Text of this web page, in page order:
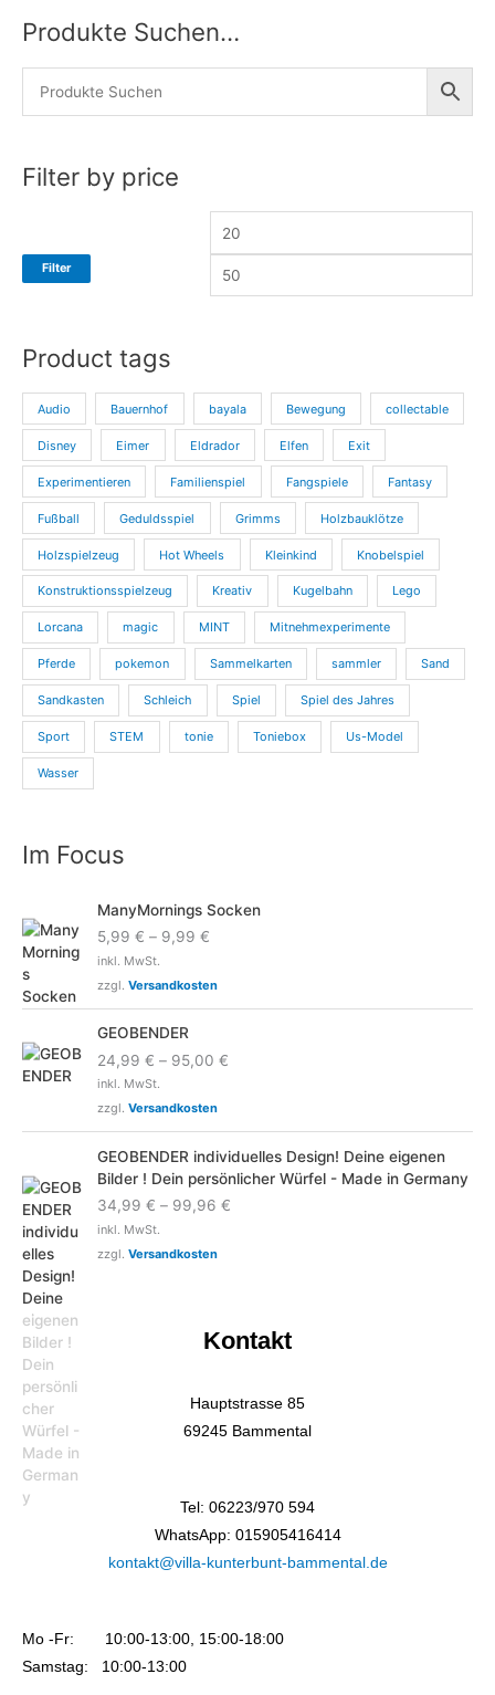
Produkte Suchen…
Filter by price
M
.
e
.
e
Filter
Product tags
Audio Bauernhof bayala Bewegung collectable
Disney Eimer Eldrador Elfen Exit
Experimentieren Familienspiel Fangspiele Fantasy
Fußball Geduldsspiel Grimms Holzbauklötze
Holzspielzeug Hot Wheels Kleinkind Knobelspiel
Konstruktionsspielzeug Kreativ Kugelbahn Lego
Lorcana magic MINT Mitnehmexperimente
Pferde pokemon Sammelkarten sammler Sand
Sandkasten Schleich Spiel Spiel des Jahres
Sport STEM tonie Toniebox Us-Model
Wasser
Im Focus
ManyMornings Socken
5,99€ – 9,99€
inkl. MwSt.
zzgl.Versandkosten
GEOBENDER
24,99€ – 95,00€
inkl. MwSt.
zzgl.Versandkosten
GEOBENDER individuelles Design! Deine eigenen
Bilder ! Dein persönlicher Würfel - Made in Germany
34,99€ – 99,96€
inkl. MwSt.
zzgl.Versandkosten
Kontakt
Hauptstrasse 85
69245 Bammental
Tel: 06223/970 594
WhatsApp: 015905416414
kontakt@villa-kunterbunt-bammental.de
Mo -Fr: 10:00-13:00, 15:00-18:00
Samstag: 10:00-13:00